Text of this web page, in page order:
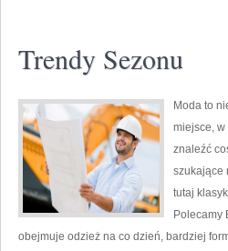
Trendy Sezonu
Moda to
miejsce,
znaleźć
szukające
tutaj
Polecamy
obejmuje odzież na co dzień, bardziej